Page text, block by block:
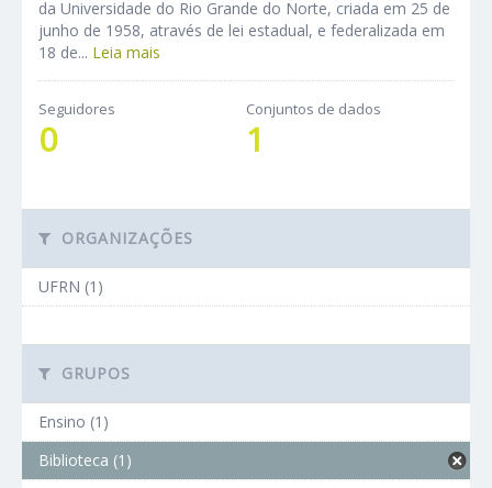
da Universidade do Rio Grande do Norte, criada em 25 de
junho de 1958, através de lei estadual, e federalizada em
18 de... Leia mais
Seguidores
0
Conjuntos de dados
1
ORGANIZAÇÕES
UFRN (1)
GRUPOS
Ensino (1)
Biblioteca (1)